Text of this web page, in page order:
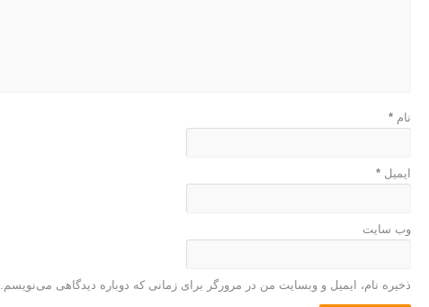
نام *
ایمیل *
وب‌ سایت
ذخیره نام، ایمیل و وبسایت من در مرورگر برای زمانی که دوباره دیدگاهی می‌نویسم.